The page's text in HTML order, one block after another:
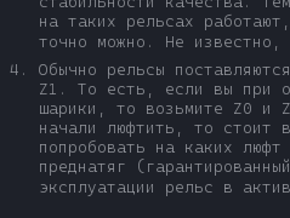
на таких рельсах
точно можно. Не
Обычно рельсы
Z1. То есть, если вы при
шарики, то возьмите Z0 и
начали люфтить, то стоит
попробовать на каких люфт
преднатяг
эксплуатации рельс в